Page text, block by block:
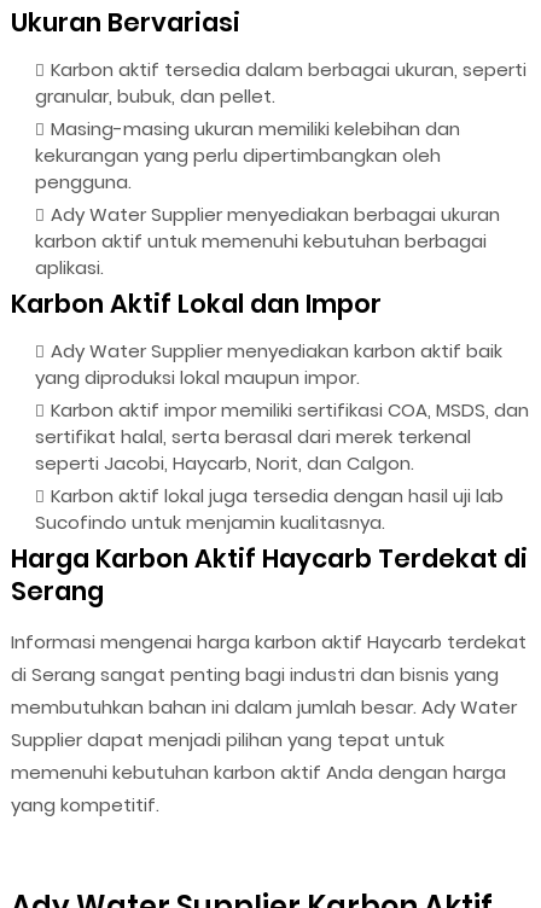
Ukuran Bervariasi
Karbon aktif tersedia dalam berbagai ukuran, seperti
granular, bubuk, dan pellet.
Masing-masing ukuran memiliki kelebihan dan
kekurangan yang perlu dipertimbangkan oleh
pengguna.
Ady Water Supplier menyediakan berbagai ukuran
karbon aktif untuk memenuhi kebutuhan berbagai
aplikasi.
Karbon Aktif Lokal dan Impor
Ady Water Supplier menyediakan karbon aktif baik
yang diproduksi lokal maupun impor.
Karbon aktif impor memiliki sertifikasi COA, MSDS, dan
sertifikat halal, serta berasal dari merek terkenal
seperti Jacobi, Haycarb, Norit, dan Calgon.
Karbon aktif lokal juga tersedia dengan hasil uji lab
Sucofindo untuk menjamin kualitasnya.
Harga Karbon Aktif Haycarb Terdekat di
Serang
Informasi mengenai harga karbon aktif Haycarb terdekat
di Serang sangat penting bagi industri dan bisnis yang
membutuhkan bahan ini dalam jumlah besar. Ady Water
Supplier dapat menjadi pilihan yang tepat untuk
memenuhi kebutuhan karbon aktif Anda dengan harga
yang kompetitif.